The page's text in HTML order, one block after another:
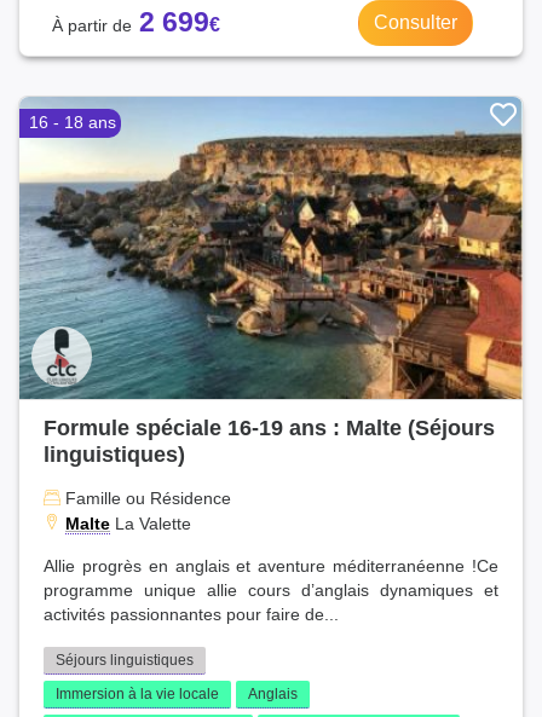
2 699 Consulter
16 - 18 ans
Formule spéciale 16-19 ans : Malte (Séjours
linguistiques)
Famille ou Résidence
Malte La Valette
Allie progrès en anglais et aventure méditerranéenne !Ce
programme unique allie cours d’anglais dynamiques et
activités passionnantes pour faire de...
Séjours linguistiques
Immersion à la vie locale
Anglais